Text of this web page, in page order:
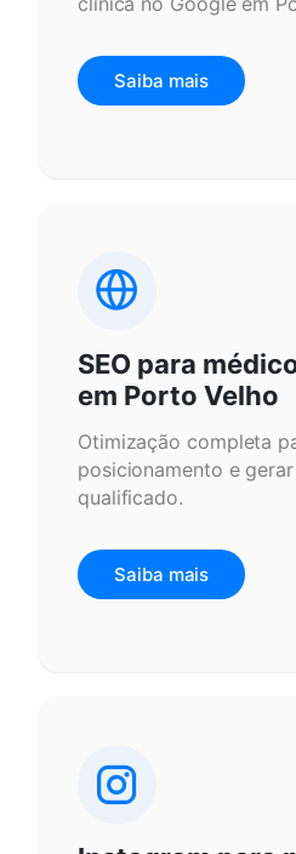
Saiba mais
SEO para
em Porto Velho
Otimização completa
posicionamento e
qualificado.
Saiba mais